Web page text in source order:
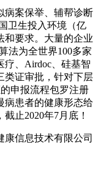
案保举、辅帮诊断
卫生投入环境（亿
和要求。大量的企业
法为全世界100多家
疗、Airdoc、硅基智
类证审批，针对下层
申报流程包罗注册
病患者的健康形态给
止2020年7月底！
康信息技术有限公司